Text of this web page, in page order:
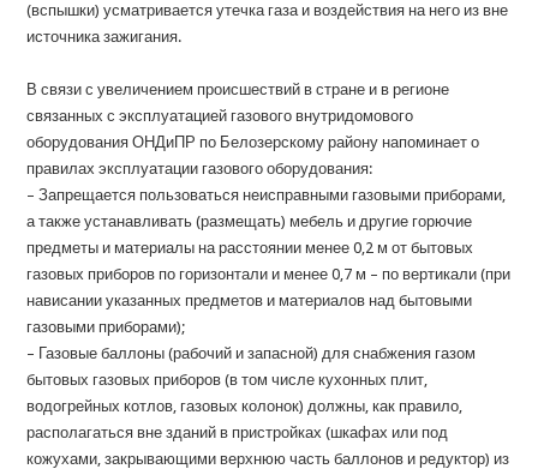
(вспышки) усматривается утечка газа и воздействия на него из вне
источника зажигания.
В связи с увеличением происшествий в стране и в регионе
связанных с эксплуатацией газового внутридомового
оборудования ОНДиПР по Белозерскому району напоминает о
правилах эксплуатации газового оборудования:
– Запрещается пользоваться неисправными газовыми приборами,
а также устанавливать (размещать) мебель и другие горючие
предметы и материалы на расстоянии менее 0,2 м от бытовых
газовых приборов по горизонтали и менее 0,7 м – по вертикали (при
нависании указанных предметов и материалов над бытовыми
газовыми приборами);
– Газовые баллоны (рабочий и запасной) для снабжения газом
бытовых газовых приборов (в том числе кухонных плит,
водогрейных котлов, газовых колонок) должны, как правило,
располагаться вне зданий в пристройках (шкафах или под
кожухами, закрывающими верхнюю часть баллонов и редуктор) из